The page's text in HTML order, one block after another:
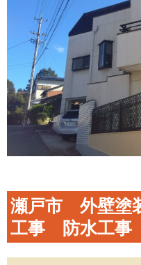
瀬戸市 外壁塗
工事 防水工事